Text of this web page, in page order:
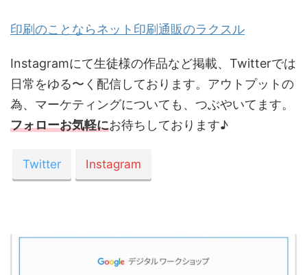
印刷のことならネット印刷通販のラクスル
Instagramにて生徒様の作品など掲載、Twitterでは
日常をゆる〜く配信しております。アウトプットの
為、マーケティングについても、つぶやいてます。
フォローお気軽にお待ちしております♪
Twitter Instagram